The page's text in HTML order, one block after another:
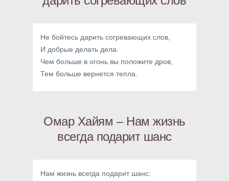
Не бойтесь дарить согревающих слов,
И добрые делать дела.
Чем больше в огонь вы положите дров,
Тем больше вернется тепла.
Омар Хайям – Нам жизнь
всегда подарит шанс
Нам жизнь всегда подарит шанс: